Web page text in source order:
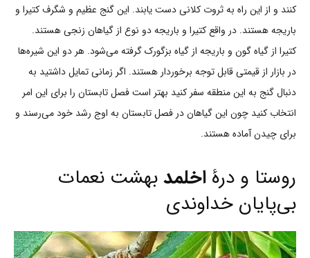
کنند و از این راه به ثروت کلانی دست یابند. این گنج عظیم و شگرف کتیرا و
باریجه هستند. در واقع کتیرا و باریجه دو نوع از گیاهان زنجی هستند.
کتیرا از گیاه گون و باریجه از گیاه بزگورک گرفته می‌شود. هر دو این شیره‌ها
در بازار از قیمتی قابل توجه برخوردار هستند. اگر زمانی تمایل داشتید به
دنبال گنج به این منطقه سفر کنید بهتر است فصل تابستان را برای این امر
انتخاب کنید چون این گیاهان در فصل تابستان به اوج رشد خود می‌رسند و
برای چیدن آماده هستند.
روستا و درۀ اخلمدبهشت نعمات
بی‌پایان خداوندی